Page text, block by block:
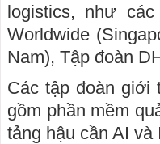
logistics, như
Worldwide
Nam), Tập đoàn
Các tập đoàn giới
gồm phần mềm
tảng hậu cần AI